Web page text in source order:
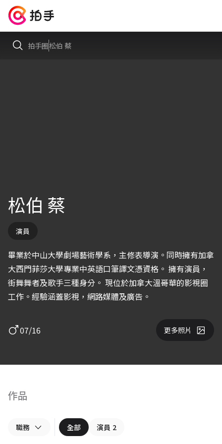
拍手圈松伯 蔡
松伯 蔡
演員
畢業於中山大學劇場藝術學系，主修表導演。同時擁有加拿
大西門菲莎大學專業中英語口筆譯文憑資格。 擁有演員，
街舞舞者及歌手三種身分。 現位於加拿大溫哥華的影視圈
工作。經驗涵蓋影視，網路媒體及廣告。
07/16 更多照片
作品
職務 全部 演員 2